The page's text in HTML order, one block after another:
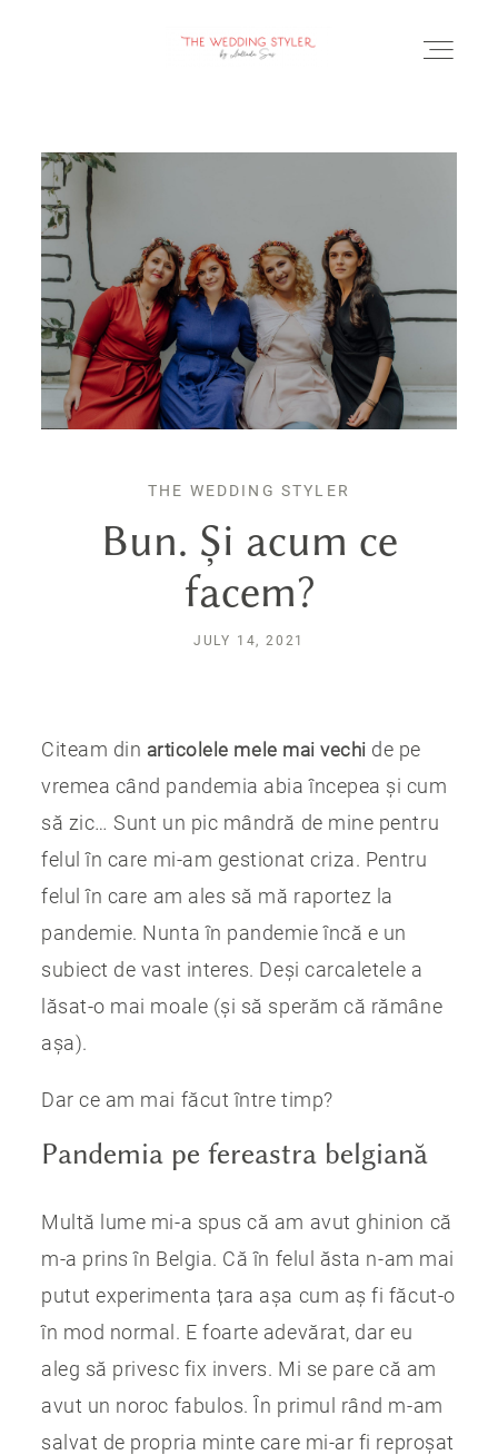
SERVICII & FAQ
PORTOFOLIU
THE WEDDING STYLER
Bun. Și acum ce
facem?
JULY 14, 2021
Citeam din articolele mele mai vechi de pe
vremea când pandemia abia începea și cum
să zic… Sunt un pic mândră de mine pentru
felul în care mi-am gestionat criza. Pentru
felul în care am ales să mă raportez la
pandemie. Nunta în pandemie încă e un
subiect de vast interes. Deși carcaletele a
lăsat-o mai moale (și să sperăm că rămâne
așa).
Dar ce am mai făcut între timp?
Pandemia pe fereastra belgiană
Multă lume mi-a spus că am avut ghinion că
m-a prins în Belgia. Că în felul ăsta n-am mai
putut experimenta țara așa cum aș fi făcut-o
în mod normal. E foarte adevărat, dar eu
aleg să privesc fix invers. Mi se pare că am
avut un noroc fabulos. În primul rând m-am
salvat de propria minte care mi-ar fi reproșat